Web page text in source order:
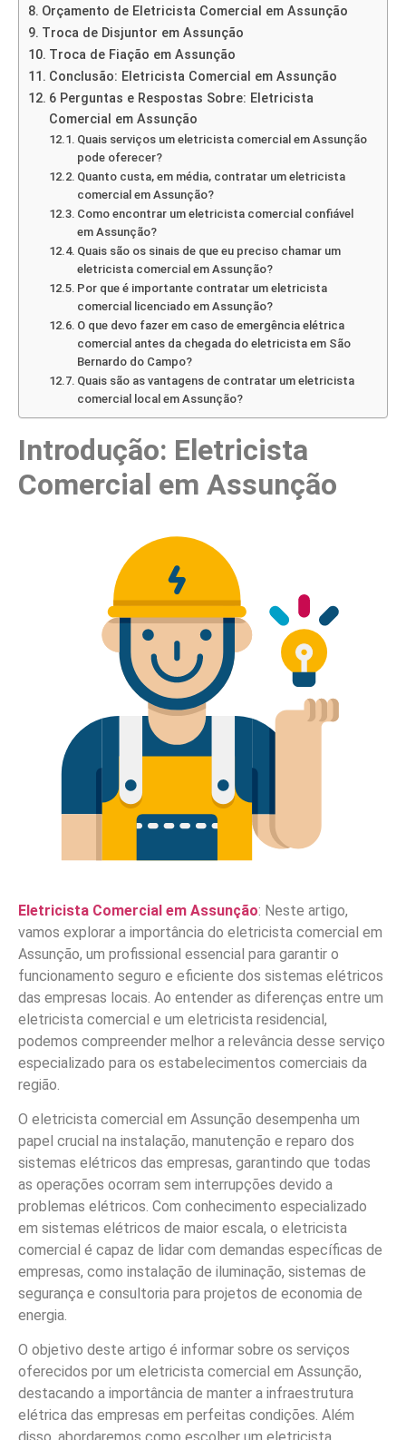
Orçamento de Eletricista Comercial em Assunção
Troca de Disjuntor em Assunção
Troca de Fiação em Assunção
Conclusão: Eletricista Comercial em Assunção
6 Perguntas e Respostas Sobre: Eletricista
Comercial em Assunção
Quais serviços um eletricista comercial em Assunção
pode oferecer?
Quanto custa, em média, contratar um eletricista
comercial em Assunção?
Como encontrar um eletricista comercial confiável
em Assunção?
Quais são os sinais de que eu preciso chamar um
eletricista comercial em Assunção?
Por que é importante contratar um eletricista
comercial licenciado em Assunção?
O que devo fazer em caso de emergência elétrica
comercial antes da chegada do eletricista em São
Bernardo do Campo?
Quais são as vantagens de contratar um eletricista
comercial local em Assunção?
Introdução: Eletricista
Comercial em Assunção
Eletricista Comercial em Assunção: Neste artigo,
vamos explorar a importância do eletricista comercial em
Assunção, um profissional essencial para garantir o
funcionamento seguro e eficiente dos sistemas elétricos
das empresas locais. Ao entender as diferenças entre um
eletricista comercial e um eletricista residencial,
podemos compreender melhor a relevância desse serviço
especializado para os estabelecimentos comerciais da
região.
O eletricista comercial em Assunção desempenha um
papel crucial na instalação, manutenção e reparo dos
sistemas elétricos das empresas, garantindo que todas
as operações ocorram sem interrupções devido a
problemas elétricos. Com conhecimento especializado
em sistemas elétricos de maior escala, o eletricista
comercial é capaz de lidar com demandas específicas de
empresas, como instalação de iluminação, sistemas de
segurança e consultoria para projetos de economia de
energia.
O objetivo deste artigo é informar sobre os serviços
oferecidos por um eletricista comercial em Assunção,
destacando a importância de manter a infraestrutura
elétrica das empresas em perfeitas condições. Além